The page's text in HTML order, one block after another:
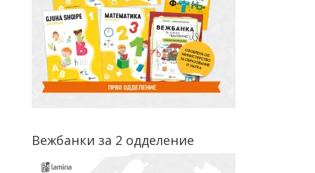
Вежбанки за 2 одделение